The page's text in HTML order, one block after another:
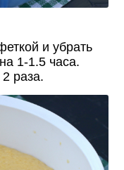
и убрать
1-1.5 часа.
раза.